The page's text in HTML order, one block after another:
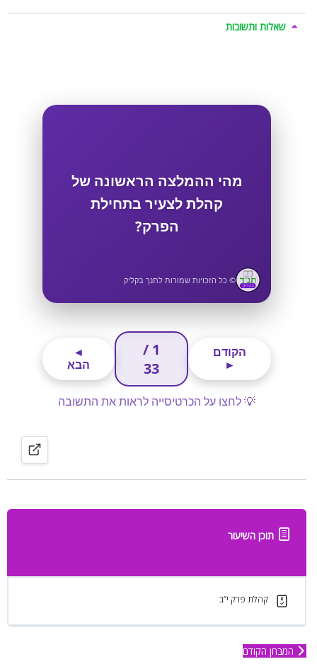
שאלות ותשובות
תוכן השיעור
קהלת פרק י”ב
המבחן הקודם